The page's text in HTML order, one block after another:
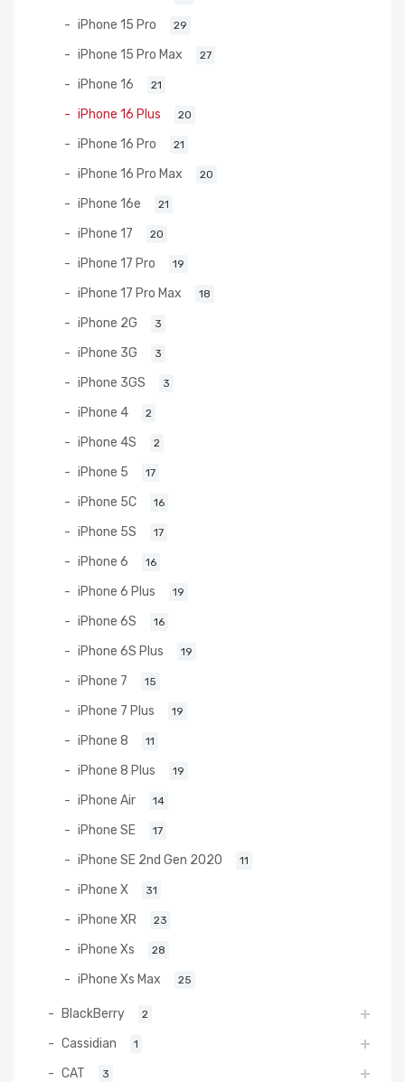
iPhone 15 Pro 29
iPhone 15 Pro Max 27
iPhone 16 21
iPhone 16 Plus 20
iPhone 16 Pro 21
iPhone 16 Pro Max 20
iPhone 16e 21
iPhone 17 20
iPhone 17 Pro 19
iPhone 17 Pro Max 18
iPhone 2G 3
iPhone 3G 3
iPhone 3GS 3
iPhone 4 2
iPhone 4S 2
iPhone 5 17
iPhone 5C 16
iPhone 5S 17
iPhone 6 16
iPhone 6 Plus 19
iPhone 6S 16
iPhone 6S Plus 19
iPhone 7 15
iPhone 7 Plus 19
iPhone 8 11
iPhone 8 Plus 19
iPhone Air 14
iPhone SE 17
iPhone SE 2nd Gen 2020 11
iPhone X 31
iPhone XR 23
iPhone Xs 28
iPhone Xs Max 25
BlackBerry 2
Cassidian 1
CAT 3